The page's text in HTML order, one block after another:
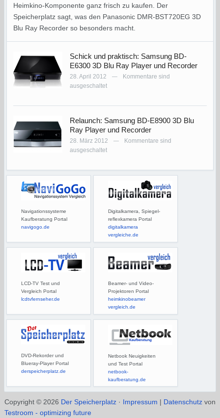
Heimkino-Komponente ganz frisch zu kaufen. Der
Speicherplatz sagt, was den Panasonic DMR-BST720EG 3D
Blu Ray Recorder so besonders macht.
Schick und praktisch: Samsung BD-
E6300 3D Blu Ray Player und Recorder
28. April 2012 —
Kommentare sind
ausgeschaltet
Relaunch: Samsung BD-E8900 3D Blu
Ray Player und Recorder
28. März 2012 —
Kommentare sind
ausgeschaltet
Navigationssysteme
Kaufberatung Portal
navigogo.de
Digitalkamera, Spiegel-
reflexkamera Portal
digitalkamera
vergleiche.de
LCD-TV Test und
Vergleich Portal
lcdtvfernseher.de
Beamer- und Video-
Projektoren Portal
heimkinobeamer
vergleich.de
DVD-Rekorder und
Blueray-Player Portal
derspeicherplatz.de
Netbook Neuigkeiten
und Test Portal
netbook-
kaufberatung.de
Copyright © 2026 Der Speicherplatz· Impressum | Datenschutzvon
Testroom - optimizing future